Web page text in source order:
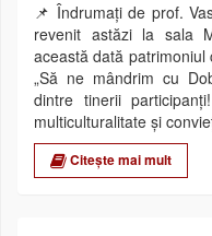
📌 Îndrumați de prof.
revenit astăzi la sala
această dată
„Să ne mândrim cu
dintre tinerii
multiculturalitate și
Citește mai mult